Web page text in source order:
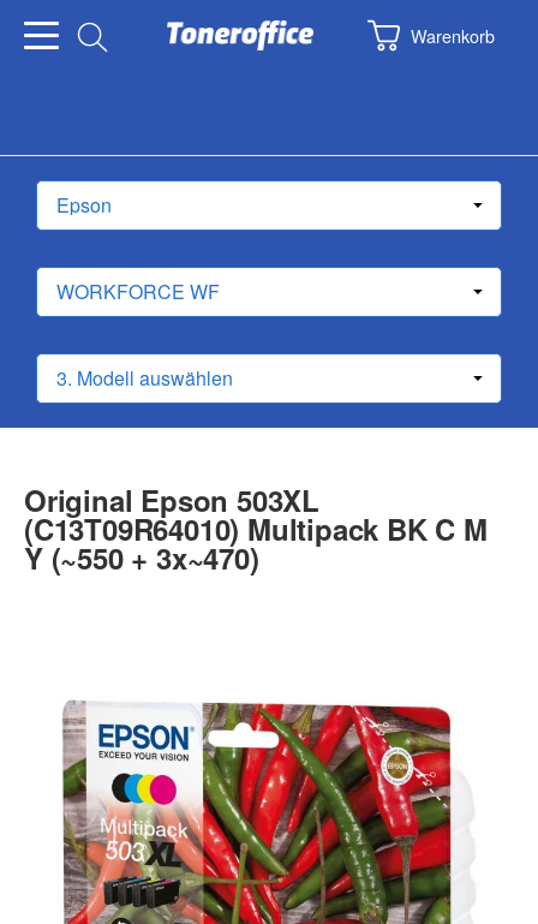
Warenkorb
Original Epson 503XL
(C13T09R64010) Multipack BK C M
Y (~550 + 3x~470)